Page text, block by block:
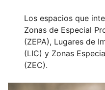
Los espacios que
Zonas de Especial
(ZEPA), Lugares de
(LIC) y Zonas
(ZEC).